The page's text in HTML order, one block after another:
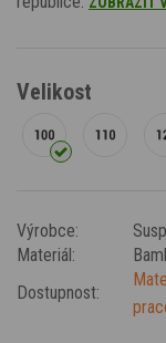
Velikost
Výrobce:
Materiál:
Dostupnost: